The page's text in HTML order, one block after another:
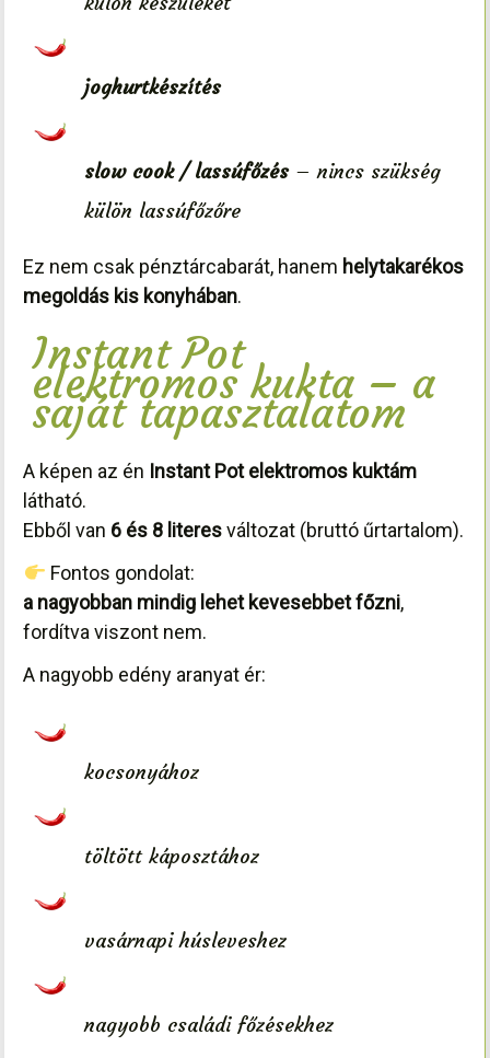
joghurtkészítés
slow cook / lassúfőzés– nincs szükség
külön lassúfőzőre
Ez nem csak pénztárcabarát, hanem helytakarékos
megoldás kis konyhában.
Instant Pot
elektromos kukta – a
saját tapasztalatom
A képen az én Instant Pot elektromos kuktám
látható.
Ebből van 6 és 8 literesváltozat (bruttó űrtartalom).
Fontos gondolat:
a nagyobban mindig lehet kevesebbet főzni,
fordítva viszont nem.
A nagyobb edény aranyat ér:
kocsonyához
töltött káposztához
vasárnapi húsleveshez
nagyobb családi főzésekhez